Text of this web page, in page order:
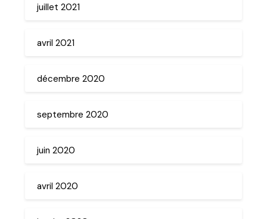
juillet 2021
avril 2021
décembre 2020
septembre 2020
juin 2020
avril 2020